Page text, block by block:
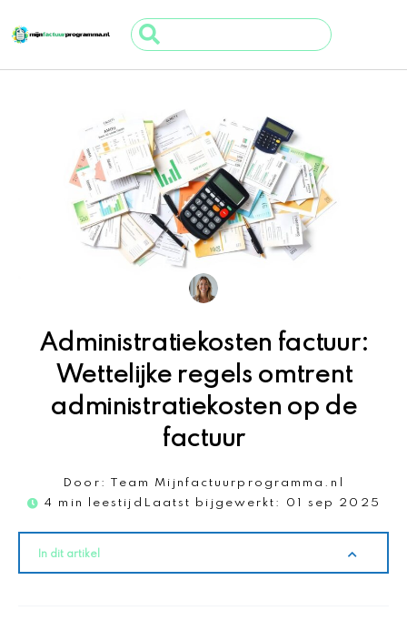
naar
de
inhoud
Search
...
Administratiekosten factuur:
Wettelijke regels omtrent
administratiekosten op de
factuur
Door:
Team Mijnfactuurprogramma.nl
4 min leestijd Laatst bijgewerkt: 01 sep 2025
In dit artikel